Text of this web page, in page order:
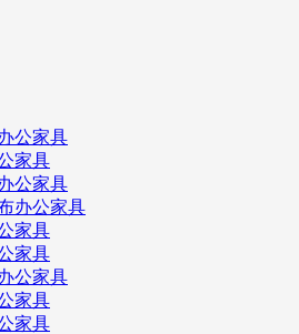
公家具
家具
公家具
办公家具
家具
家具
公家具
家具
家具